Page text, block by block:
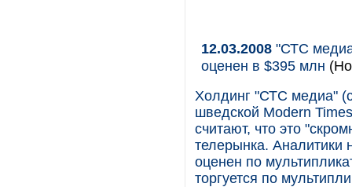
12.03.2008 "СТС
оценен в $395 млн
Холдинг "СТС медиа"
шведской Modern
считают, что это
телерынка.
оценен по
торгуется по